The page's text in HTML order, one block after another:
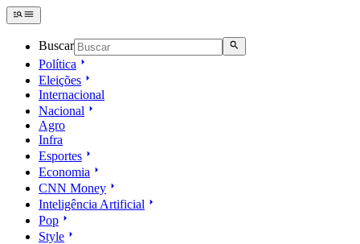
Buscar
Política
Eleições
Internacional
Nacional
Agro
Infra
Esportes
Economia
CNN Money
Inteligência Artificial
Pop
Style